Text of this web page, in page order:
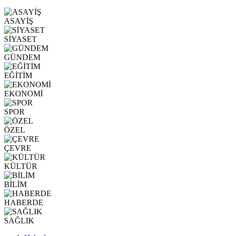
ASAYİŞ
SİYASET
GÜNDEM
EĞİTİM
EKONOMİ
SPOR
ÖZEL
ÇEVRE
KÜLTÜR
BİLİM
HABERDE
SAĞLIK